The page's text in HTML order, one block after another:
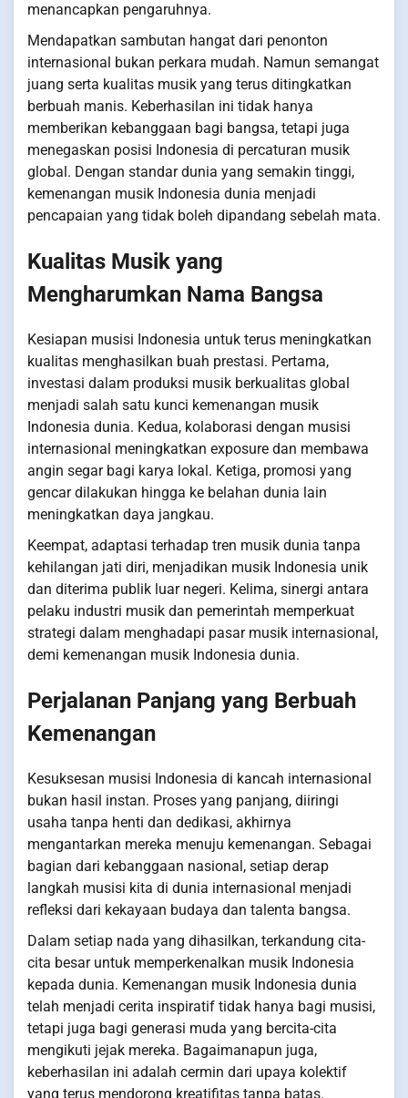
menancapkan pengaruhnya.
Mendapatkan sambutan hangat dari penonton
internasional bukan perkara mudah. Namun semangat
juang serta kualitas musik yang terus ditingkatkan
berbuah manis. Keberhasilan ini tidak hanya
memberikan kebanggaan bagi bangsa, tetapi juga
menegaskan posisi Indonesia di percaturan musik
global. Dengan standar dunia yang semakin tinggi,
kemenangan musik Indonesia dunia menjadi
pencapaian yang tidak boleh dipandang sebelah mata.
Kualitas Musik yang
Mengharumkan Nama Bangsa
Kesiapan musisi Indonesia untuk terus meningkatkan
kualitas menghasilkan buah prestasi. Pertama,
investasi dalam produksi musik berkualitas global
menjadi salah satu kunci kemenangan musik
Indonesia dunia. Kedua, kolaborasi dengan musisi
internasional meningkatkan exposure dan membawa
angin segar bagi karya lokal. Ketiga, promosi yang
gencar dilakukan hingga ke belahan dunia lain
meningkatkan daya jangkau.
Keempat, adaptasi terhadap tren musik dunia tanpa
kehilangan jati diri, menjadikan musik Indonesia unik
dan diterima publik luar negeri. Kelima, sinergi antara
pelaku industri musik dan pemerintah memperkuat
strategi dalam menghadapi pasar musik internasional,
demi kemenangan musik Indonesia dunia.
Perjalanan Panjang yang Berbuah
Kemenangan
Kesuksesan musisi Indonesia di kancah internasional
bukan hasil instan. Proses yang panjang, diiringi
usaha tanpa henti dan dedikasi, akhirnya
mengantarkan mereka menuju kemenangan. Sebagai
bagian dari kebanggaan nasional, setiap derap
langkah musisi kita di dunia internasional menjadi
refleksi dari kekayaan budaya dan talenta bangsa.
Dalam setiap nada yang dihasilkan, terkandung cita-
cita besar untuk memperkenalkan musik Indonesia
kepada dunia. Kemenangan musik Indonesia dunia
telah menjadi cerita inspiratif tidak hanya bagi musisi,
tetapi juga bagi generasi muda yang bercita-cita
mengikuti jejak mereka. Bagaimanapun juga,
keberhasilan ini adalah cermin dari upaya kolektif
yang terus mendorong kreatifitas tanpa batas.